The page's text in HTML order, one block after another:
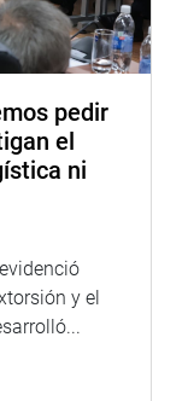
pedir
el
ni
y el